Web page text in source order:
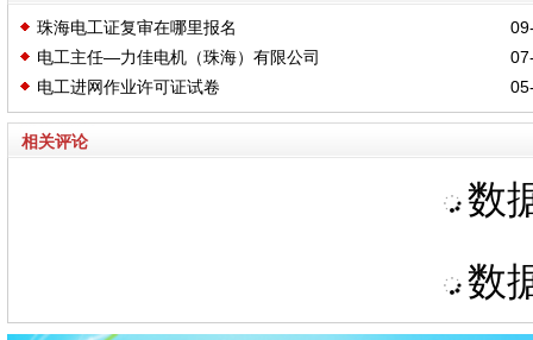
珠海电工证复审在哪里报名
电工主任—力佳电机（珠海）有限公司
电工进网作业许可证试卷
相关评论
数
数